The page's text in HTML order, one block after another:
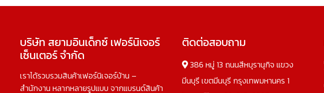
บริษัท สยามอินเด็กซ์ เฟอร์นิเจอร์
เซ็นเตอร์ จำกัด
เราได้รวบรวมสินค้าเฟอร์นิเจอร์บ้าน –
สำนักงาน หลากหลายรูปแบบ จากแบรนด์สินค้า
ติดต่อสอบถาม
386 หมู่ 13 ถนนสีหบุรานุกิจ แขวง
มีนบุรี เขตมีนบุรี กรุงเทพมหานคร 1